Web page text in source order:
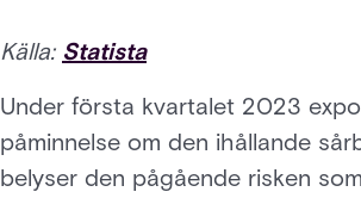
Källa: Statista
Under första kvartalet 2023
påminnelse om den ihållande
belyser den pågående risken